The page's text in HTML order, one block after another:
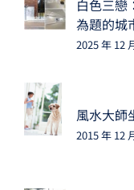
白色三戀
為題的城
2025 年 12
風水大師
2015 年 12